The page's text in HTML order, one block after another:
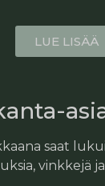
LUE LISÄÄ
saat
vinkkejä